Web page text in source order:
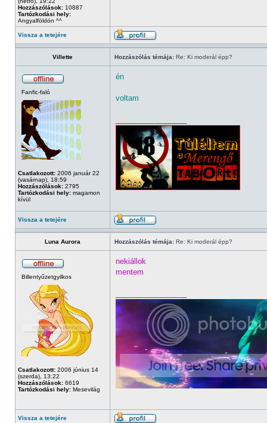
Hozzászólások: 10887
Tartózkodási hely:
Angyalföldön ^^
Vissza a tetejére
Villette Hozzászólás témája: Re: Ki moderál épp?
Fanfic-faló
Csatlakozott: 2006 január 22
(vasárnap), 18:59
Hozzászólások: 2795
Tartózkodási hely: magamon
kívül
én
voltam
Vissza a tetejére
Luna Aurora Hozzászólás témája: Re: Ki moderál épp?
Billentyűzetgyilkos
Csatlakozott: 2006 június 14
(szerda), 13:22
Hozzászólások: 6619
Tartózkodási hely: Mesevilág
nekiállok
mentem
Vissza a tetejére